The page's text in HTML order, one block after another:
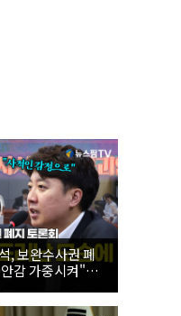
, 보완수사권 폐
감 가중시켜"｜
폐지 토론회